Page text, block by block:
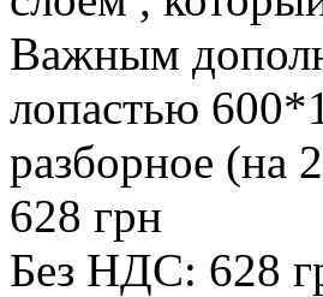
Важным
лопастью
разборное (на
628 грн
Без НДС: 628